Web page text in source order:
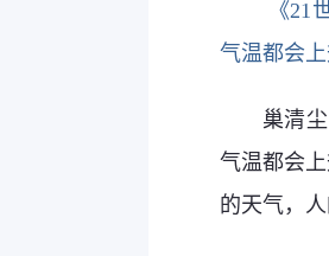
《
气温都会
巢清
气温都会
的天气，